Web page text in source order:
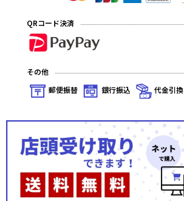
QRコード決済
その他
郵便振替
銀行振込 代金引換